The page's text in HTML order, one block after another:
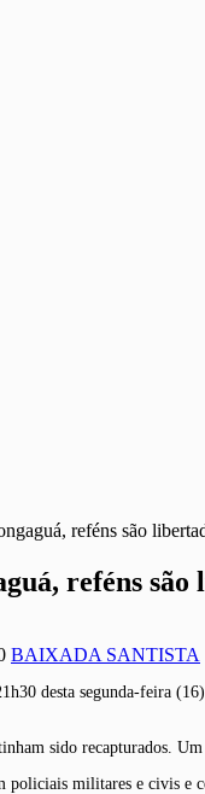
reféns são
reféns são
BAIXADA SANTISTA
desta segunda-feira
sido recapturados.
policiais militares e civis